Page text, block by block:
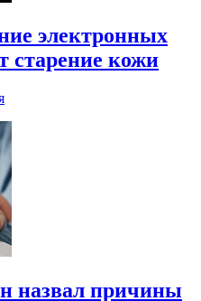
электронных
старение кожи
назвал причины